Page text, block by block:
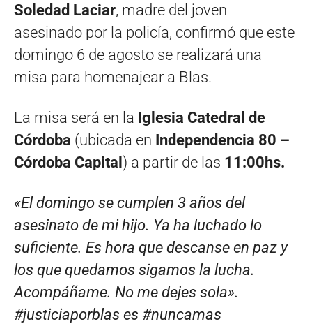
Soledad Laciar, madre del joven
asesinado por la policía, confirmó que este
domingo 6 de agosto se realizará una
misa para homenajear a Blas.
La misa será en la Iglesia Catedral de
Córdoba (ubicada en Independencia 80 –
Córdoba Capital ) a partir de las 11:00hs.
«El domingo se cumplen 3 años del
asesinato de mi hijo. Ya ha luchado lo
suficiente. Es hora que descanse en paz y
los que quedamos sigamos la lucha.
Acompáñame. No me dejes sola».
#justiciaporblas es #nuncamas